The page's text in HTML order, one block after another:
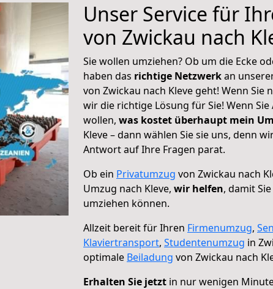
Unser Service für
von Zwickau nach
Sie wollen umziehen? Ob um die Ecke
haben das richtige Netzwerkan
von Zwickau nach Kleve geht! Wenn Sie
wir die richtige Lösung für Sie! Wenn
wollen, was kostet überhaupt mein
Kleve – dann wählen Sie sie uns, denn
Antwort auf Ihre Fragen parat.
Ob ein Privatumzug von Zwickau nach
Umzug nach Kleve, wir helfen, damit
umziehen können.
Allzeit bereit für Ihren Firmenumzug,
Klaviertransport, Studentenumzug in
optimale Beiladung von Zwickau nach
Erhalten Sie jetzt in nur wenigen